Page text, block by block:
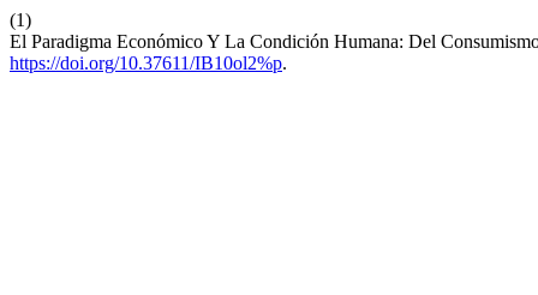
(1)
El Paradigma Económico Y La Condición Humana: Del
https://doi.org/10.37611/IB10ol2%p.